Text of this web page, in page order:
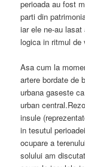
perioada au fost
parti din
iar ele ne-au
logica in ritmul de
Asa cum la
artere bordate de
urbana gaseste
urban
insule
in tesutul
ocupare a
solului am